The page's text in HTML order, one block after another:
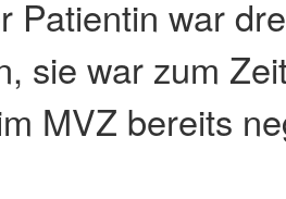
Patientin war
sie war zum
MVZ bereits